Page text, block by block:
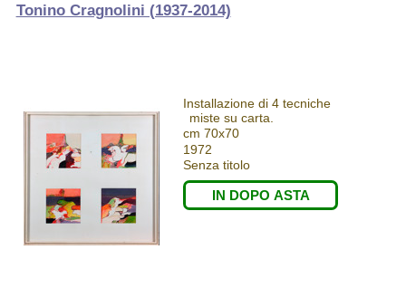
Tonino Cragnolini (1937-2014)
Installazione di 4 tecniche
miste su carta.
cm 70x70
1972
Senza titolo
IN DOPO ASTA